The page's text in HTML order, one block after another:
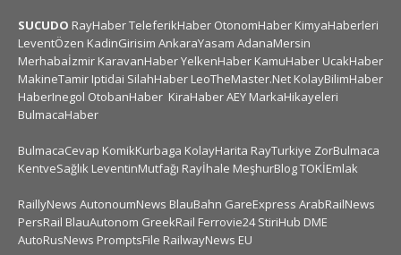
SUCUDO RayHaberTeleferikHaber OtonomHaber KimyaHaberleri
LeventÖzen KadinGirisim AnkaraYasam AdanaMersin
Merhabaİzmir KaravanHaberYelkenHaber KamuHaber UcakHaber
MakineTamir Iptidai SilahHaber LeoTheMaster.Net KolayBilimHaber
HaberInegol OtobanHaber KiraHaberAEY MarkaHikayeleri
BulmacaHaber
BulmacaCevap KomikKurbaga KolayHarita RayTurkiye ZorBulmaca
KentveSağlık LeventinMutfağı Rayİhale MeşhurBlogTOKİEmlak
RaillyNews AutonoumNews BlauBahn GareExpress ArabRailNews
PersRail BlauAutonom GreekRail Ferrovie24 StiriHub DME
AutoRusNews PromptsFile RailwayNews EU